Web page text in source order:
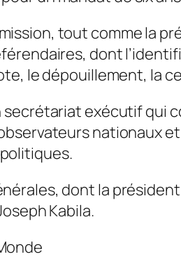
tout comme la
dont
le dépouillement, la
secrétariat exécutif qui
nationaux
dont la
Kabila.